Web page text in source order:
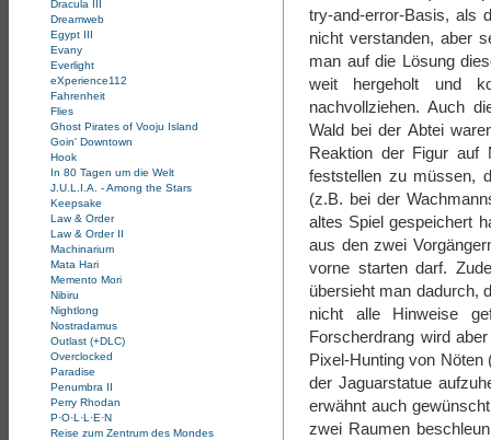
Dracula III
Dreamweb
Egypt III
Evany
Everlight
eXperience112
Fahrenheit
Flies
Ghost Pirates of Vooju Island
Goin' Downtown
Hook
In 80 Tagen um die Welt
J.U.L.I.A. - Among the Stars
Keepsake
Law & Order
Law & Order II
Machinarium
Mata Hari
Memento Mori
Nibiru
Nightlong
Nostradamus
Outlast (+DLC)
Overclocked
Paradise
Penumbra II
Perry Rhodan
P·O·L·L·E·N
Reise zum Zentrum des Mondes
try-and-error-Basis, als
nicht verstanden, aber
man auf die Lösung
weit hergeholt und
nachvollziehen. Auch
Wald bei der Abtei
Reaktion der Figur auf
feststellen zu müssen,
(z.B. bei der
altes Spiel gespeichert
aus den zwei
vorne starten darf.
übersieht man dadurch,
nicht alle Hinweise
Forscherdrang wird
Pixel-Hunting von
der Jaguarstatue
erwähnt auch
zwei Raumen